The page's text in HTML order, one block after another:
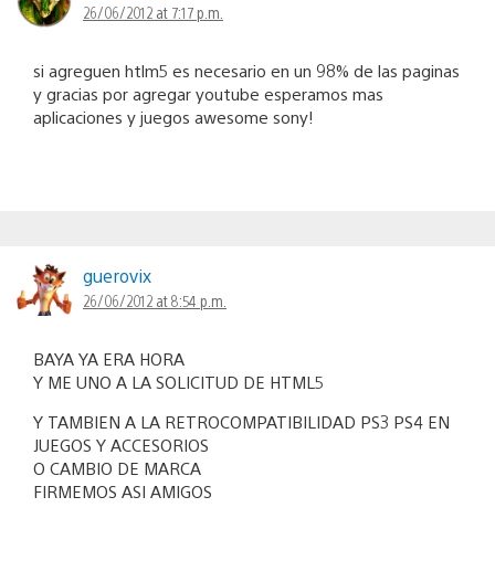
26/06/2012 at 7:17 p.m.
si agreguen htlm5 es necesario en un 98% de las paginas
y gracias por agregar youtube esperamos mas
aplicaciones y juegos awesome sony!
guerovix
26/06/2012 at 8:54 p.m.
BAYA YA ERA HORA
Y ME UNO A LA SOLICITUD DE HTML5
Y TAMBIEN A LA RETROCOMPATIBILIDAD PS3 PS4 EN
JUEGOS Y ACCESORIOS
O CAMBIO DE MARCA
FIRMEMOS ASI AMIGOS